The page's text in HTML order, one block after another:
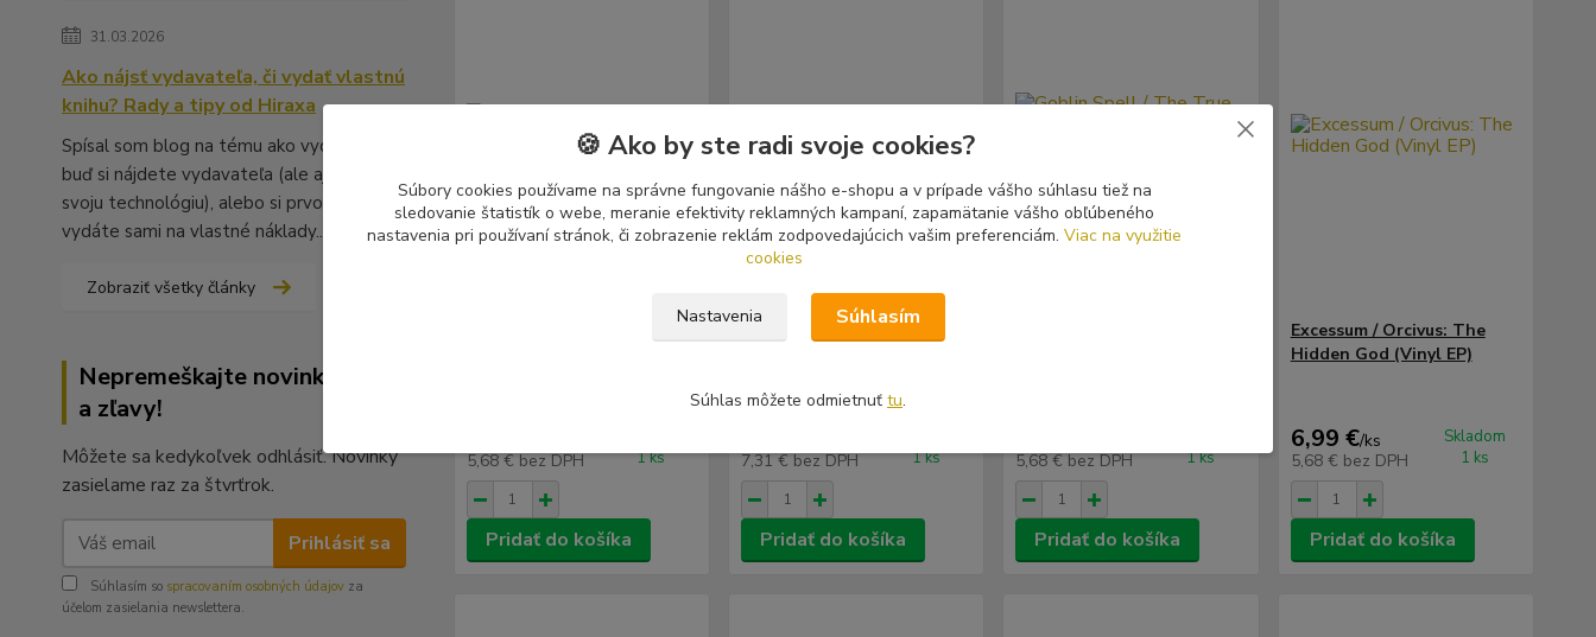
31.03.2026
Ako nájsť vydavateľa, či vydať vlastnú
knihu? Rady a tipy od Hiraxa
Spísal som blog na tému ako vydať knihu -
buď si nájdete vydavateľa (ale aj to má
svoju technológiu), alebo si prvotinu
vydáte sami na vlastné náklady...
čítať celé
Zobraziť všetky články
Nepremeškajte novinky, akcie
a zľavy!
Môžete sa kedykoľvek odhlásiť. Novinky
zasielame raz za štvrťrok.
Prihlásiť sa
Súhlasím so spracovaním osobných údajov za
účelom zasielania newslettera.
5,68 €bez DPH
1 ks
Pridať do košíka
Velum: Ab Innocentia Ad
7,31 €bez DPH
1 ks
Pridať do košíka
5,68 €bez DPH
1 ks
Pridať do košíka
Excessum / Orcivus: The
Hidden God (Vinyl EP)
6,99 €/ks
5,68 € bez DPH
Skladom
1 ks
Pridať do košíka
🍪 Ako by ste radi svoje cookies?
Súbory cookies používame na správne fungovanie nášho e-shopu a v prípade vášho súhlasu tiež na
sledovanie štatistík o webe, meranie efektivity reklamných kampaní, zapamätanie vášho obľúbeného
nastavenia pri používaní stránok, či zobrazenie reklám zodpovedajúcich vašim preferenciám. Viac na využitie
cookies
Nastavenia Súhlasím
Súhlas môžete odmietnuť tu.